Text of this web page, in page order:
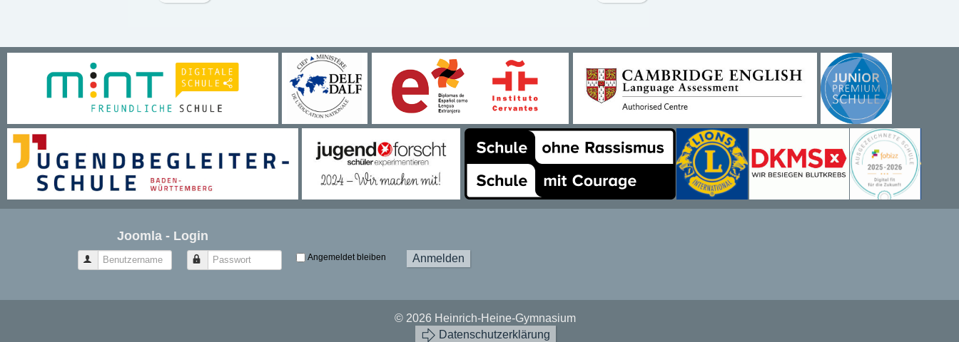
Joomla - Login
Benutzername Passwort Angemeldet bleiben Anmelden
© 2026 Heinrich-Heine-Gymnasium
Datenschutzerklärung